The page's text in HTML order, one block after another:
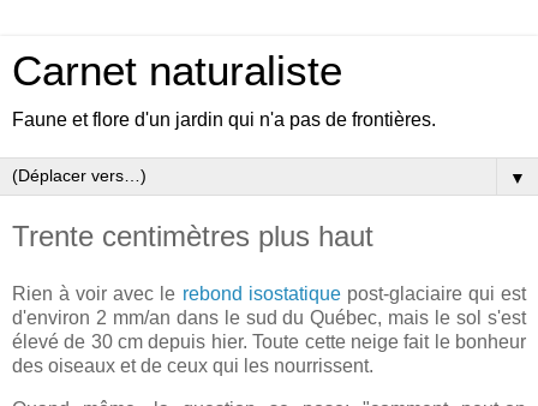
Carnet naturaliste
Faune et flore d'un jardin qui n'a pas de frontières.
▼
Trente centimètres plus haut
Rien à voir avec le rebond isostatiquepost-glaciaire qui est
d'environ 2 mm/an dans le sud du Québec, mais le sol s'est
élevé de 30 cm depuis hier. Toute cette neige fait le bonheur
des oiseaux et de ceux qui les nourrissent.